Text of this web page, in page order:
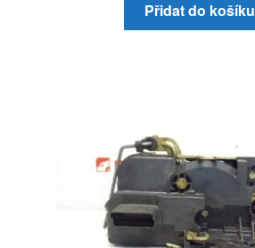
Přidat do košíku